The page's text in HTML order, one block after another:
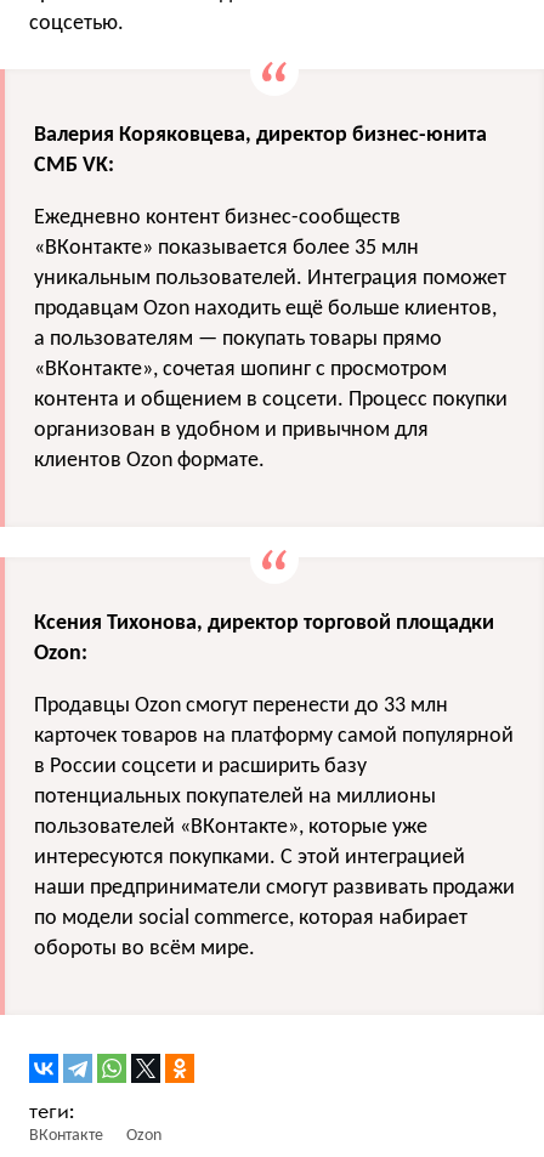
соцсетью.
Валерия Коряковцева, директор бизнес-юнита
СМБ VK:
Ежедневно контент бизнес-сообществ
«ВКонтакте» показывается более 35 млн
уникальным пользователей. Интеграция поможет
продавцам Ozon находить ещё больше клиентов,
а пользователям — покупать товары прямо
«ВКонтакте», сочетая шопинг с просмотром
контента и общением в соцсети. Процесс покупки
организован в удобном и привычном для
клиентов Ozon формате.
Ксения Тихонова, директор торговой площадки
Ozon:
Продавцы Ozon смогут перенести до 33 млн
карточек товаров на платформу самой популярной
в России соцсети и расширить базу
потенциальных покупателей на миллионы
пользователей «ВКонтакте», которые уже
интересуются покупками. С этой интеграцией
наши предприниматели смогут развивать продажи
по модели social commerce, которая набирает
обороты во всём мире.
ВКонтакте Ozon